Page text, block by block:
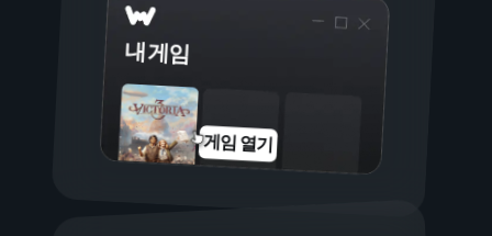
내 게임
게임 열기